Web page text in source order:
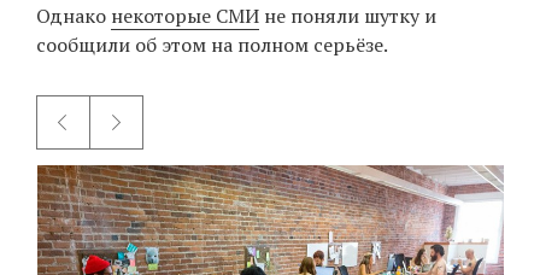
Однако некоторые СМИ не поняли шутку и
сообщили об этом на полном серьёзе.